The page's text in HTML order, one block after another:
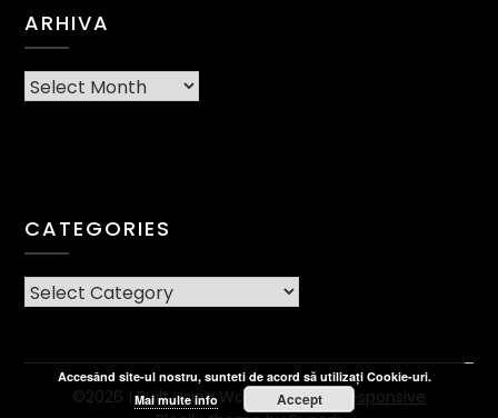
ARHIVA
Arhiva
CATEGORIES
CATEGORIES
©2026 | Built using WordPress and
Responsive
Accesând site-ul nostru, sunteti de acord să utilizați Cookie-uri.
Mai multe info
Accept